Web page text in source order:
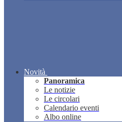
Novità
Panoramica
Le notizie
Le circolari
Calendario eventi
Albo online